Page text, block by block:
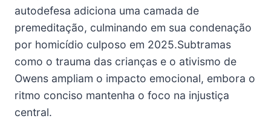
autodefesa adiciona uma camada de
premeditação, culminando em sua condenação
por homicídio culposo em 2025.Subtramas
como o trauma das crianças e o ativismo de
Owens ampliam o impacto emocional, embora o
ritmo conciso mantenha o foco na injustiça
central.